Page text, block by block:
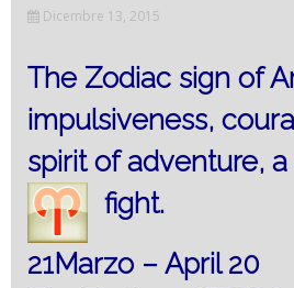
Dicembre 13, 2015
The Zodiac sign of
impulsiveness,
spirit of adventure,
fight.
21Marzo – April 20